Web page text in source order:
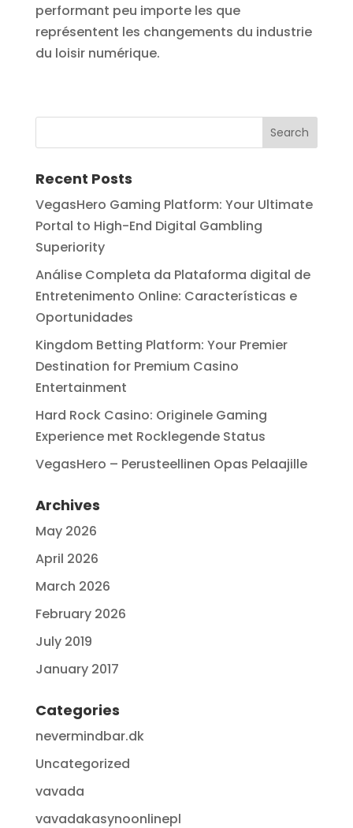
performant peu importe les que
représentent les changements du industrie
du loisir numérique.
Recent Posts
VegasHero Gaming Platform: Your Ultimate
Portal to High-End Digital Gambling
Superiority
Análise Completa da Plataforma digital de
Entretenimento Online: Características e
Oportunidades
Kingdom Betting Platform: Your Premier
Destination for Premium Casino
Entertainment
Hard Rock Casino: Originele Gaming
Experience met Rocklegende Status
VegasHero – Perusteellinen Opas Pelaajille
Archives
May 2026
April 2026
March 2026
February 2026
July 2019
January 2017
Categories
nevermindbar.dk
Uncategorized
vavada
vavadakasynoonlinepl